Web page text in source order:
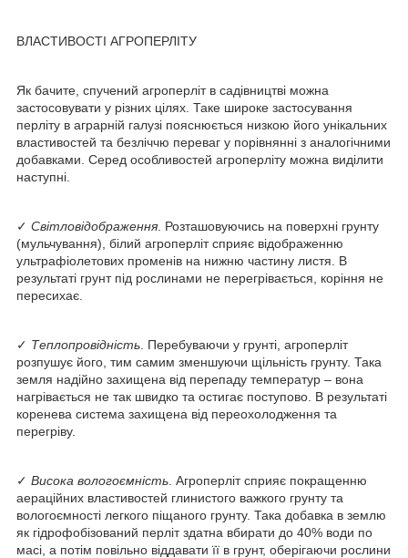
ВЛАСТИВОСТІ АГРОПЕРЛІТУ
Як бачите, спучений агроперліт в садівництві можна
застосовувати у різних цілях. Таке широке застосування
перліту в аграрній галузі пояснюється низкою його унікальних
властивостей та безліччю переваг у порівнянні з аналогічними
добавками. Серед особливостей агроперліту можна виділити
наступні.
✓ Світловідображення . Розташовуючись на поверхні грунту
(мульчування), білий агроперліт сприяє відображенню
ультрафіолетових променів на нижню частину листя. В
результаті грунт під рослинами не перегрівається, коріння не
пересихає.
✓ Теплопровідність . Перебуваючи у грунті, агроперліт
розпушує його, тим самим зменшуючи щільність грунту. Така
земля надійно захищена від перепаду температур – вона
нагрівається не так швидко та остигає поступово. В результаті
коренева система захищена від переохолодження та
перегріву.
✓ Висока вологоємність . Агроперліт сприяє покращенню
аераційних властивостей глинистого важкого грунту та
вологоємності легкого піщаного грунту. Така добавка в землю
як гідрофобізований перліт здатна вбирати до 40% води по
масі, а потім повільно віддавати її в грунт, оберігаючи рослини